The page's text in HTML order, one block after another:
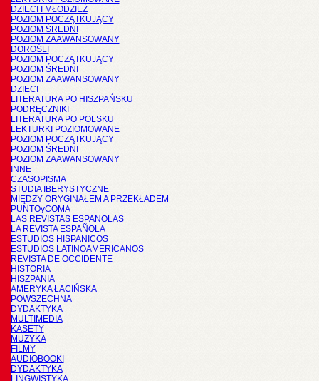
DZIECI I MŁODZIEŻ
POZIOM POCZĄTKUJĄCY
POZIOM ŚREDNI
POZIOM ZAAWANSOWANY
DOROŚLI
POZIOM POCZĄTKUJĄCY
POZIOM ŚREDNI
POZIOM ZAAWANSOWANY
DZIECI
LITERATURA PO HISZPAŃSKU
PODRĘCZNIKI
LITERATURA PO POLSKU
LEKTURKI POZIOMOWANE
POZIOM POCZĄTKUJĄCY
POZIOM ŚREDNI
POZIOM ZAAWANSOWANY
INNE
CZASOPISMA
STUDIA IBERYSTYCZNE
MIĘDZY ORYGINAŁEM A PRZEKŁADEM
PUNTOyCOMA
LAS REVISTAS ESPANOLAS
LA REVISTA ESPAÑOLA
ESTUDIOS HISPANICOS
ESTUDIOS LATINOAMERICANOS
REVISTA DE OCCIDENTE
HISTORIA
HISZPANIA
AMERYKA ŁACIŃSKA
POWSZECHNA
DYDAKTYKA
MULTIMEDIA
KASETY
MUZYKA
FILMY
AUDIOBOOKI
DYDAKTYKA
LINGWISTYKA